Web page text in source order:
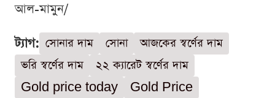
আল-মামুন/
ট্যাগ: সোনার দাম সোনা
আজকের স্বর্ণের দাম
ভরি স্বর্ণের দাম
২২ ক্যারেট স্বর্ণের দাম
Gold price today
Gold Price